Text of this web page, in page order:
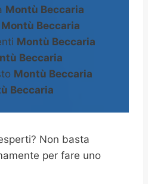
Montù Beccaria
Montù Beccaria
Montù Beccaria
Beccaria
Montù Beccaria
Beccaria
Non basta
per fare uno